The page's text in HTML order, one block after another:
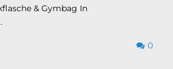
& Gymbag In
0